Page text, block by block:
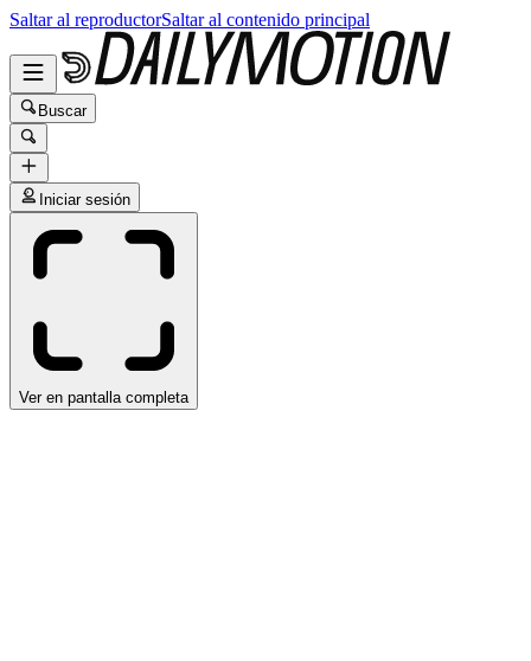
Saltar al reproductorSaltar al contenido principal
Buscar
Iniciar sesión
Ver en pantalla completa